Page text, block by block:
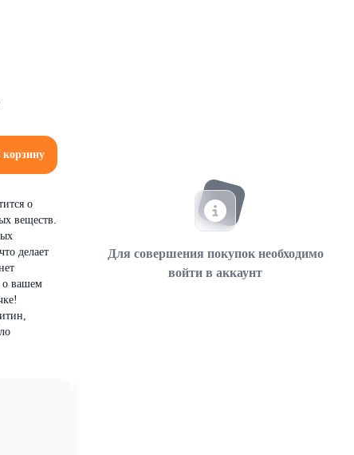
корзину
о
веществ.
делает
о вашем
Для совершения покупок необходимо
войти в аккаунт